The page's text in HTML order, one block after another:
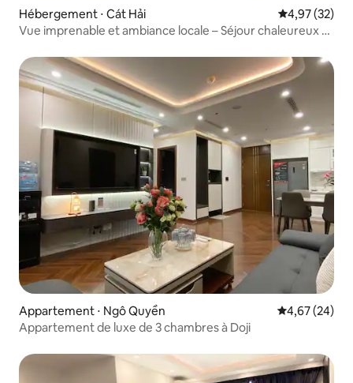
Hébergement ⋅ Cát Hải Évaluation
4,97 (32)
Vue imprenable et ambiance locale – Séjour chaleureux à
Appartement ⋅ Ngô Quyền Évaluation
4,67 (24)
Appartement de luxe de 3 chambres à Doji